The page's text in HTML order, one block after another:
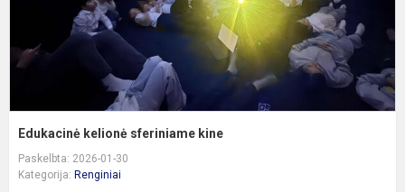
Edukacinė kelionė sferiniame kine
Paskelbta: 2026-01-30
Kategorija: Renginiai